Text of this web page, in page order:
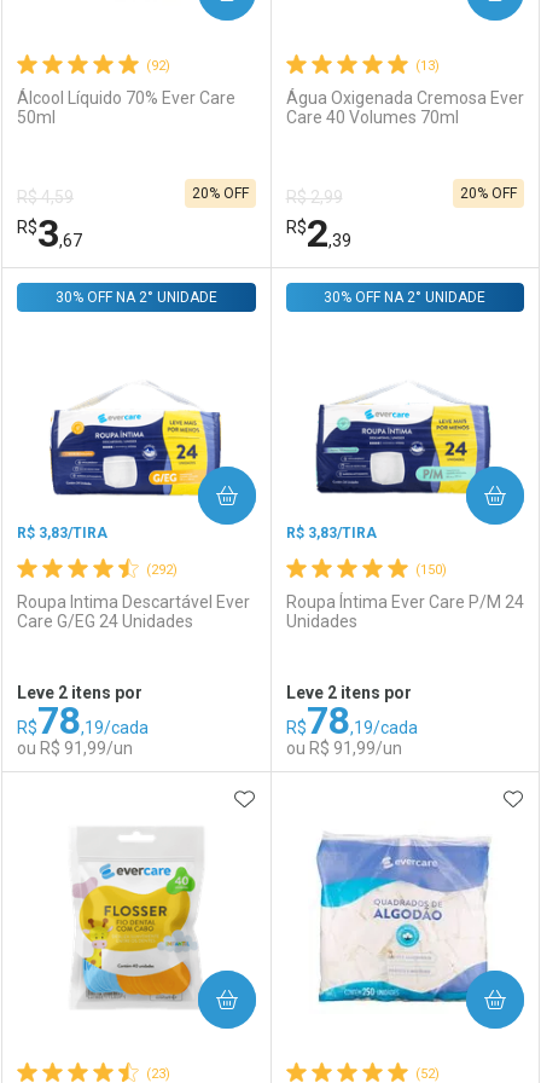
Comprar sem Desconto
Por R$ 10,39/cada
Comprar sem Desconto
Por R$ 10,39/cada
Comprar sem Desconto
Por R$ 5,59/cada
Comprar sem Desconto
Por R$ 5,59/cada
(92)
Álcool Líquido 70% Ever Care
50ml
R$ 4,59
R$3,67
20% OFF
Comprar sem Desconto
Por R$ 3,67/cada
Comprar sem Desconto
Por R$ 3,67/cada
(13)
Água Oxigenada Cremosa Ever
Care 40 Volumes 70ml
R$ 2,99
R$2,39
20% OFF
Comprar sem Desconto
Por R$ 2,39/cada
Comprar sem Desconto
Por R$ 2,39/cada
(292)
R$ 3,83/TIRA
Roupa Intima Descartável Ever
Care G/EG 24 Unidades
30% OFF NA 2° UNIDADE
Leve 2 itens por
R$78,19/cada
ou R$ 91,99/un
COMPRAR
Laboratório
Por Menos
(150)
R$ 3,83/TIRA
Roupa Íntima Ever Care P/M 24
Unidades
30% OFF NA 2° UNIDADE
Leve 2 itens por
R$78,19/cada
ou R$ 91,99/un
COMPRAR
Laboratório
Por Menos
(23)
ADICIONAR AOS FAVORITOS
COMPRAR
(52)
COMPRAR